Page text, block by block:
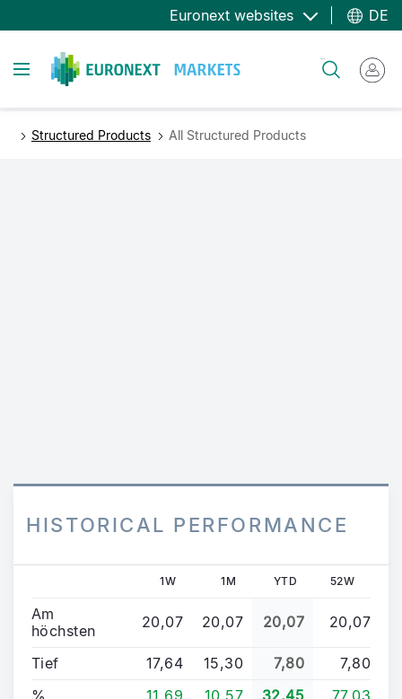
zum
Euronext websites DE
Toggle navigation
Structured Products All Structured Products
HISTORICAL PERFORMANCE
1W 1M YTD 52W
Am
höchsten
20,07 20,07 20,07 20,07
Tief 17,64 15,30 7,80
7,80
%
11,69 10,57 32,45 77,03